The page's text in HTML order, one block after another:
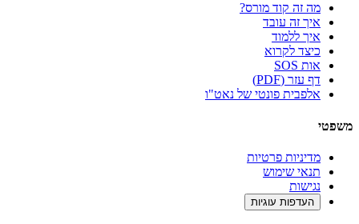
מה זה קוד מורס?
איך זה עובד
איך ללמוד
כיצד לקרוא
אות SOS
דף עזר (PDF)
אלפבית פונטי של נאט"ו
משפטי
מדיניות פרטיות
תנאי שימוש
נגישות
העדפות עוגיות